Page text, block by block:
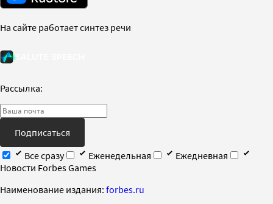
На сайте работает синтез речи
Рассылка:
Подписаться
Все сразу
Еженедельная
Ежедневная
Новости Forbes Games
Наименование издания: forbes.ru